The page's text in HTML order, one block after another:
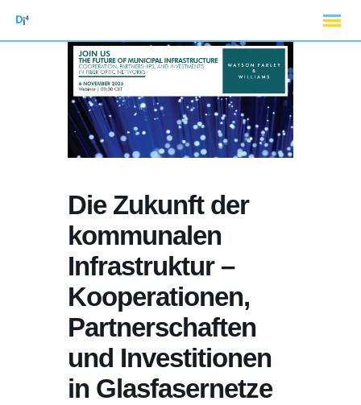
Die Zukunft der
kommunalen
Infrastruktur –
Kooperationen,
Partnerschaften
und Investitionen
in Glasfasernetze